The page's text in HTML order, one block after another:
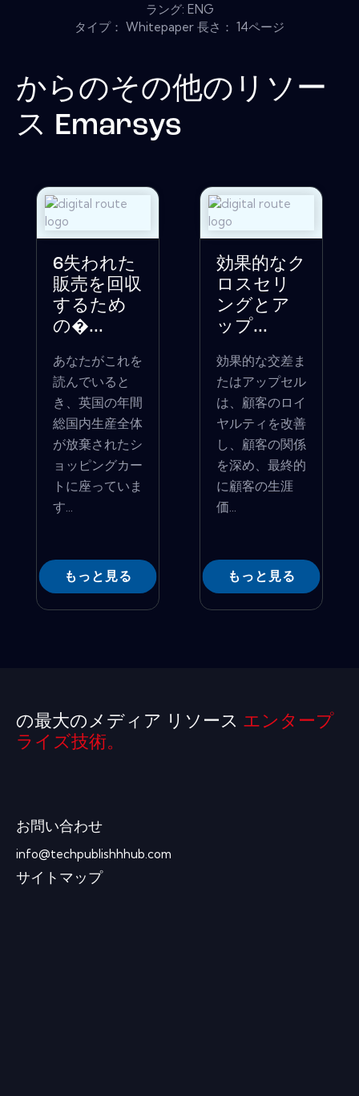
ラング: ENG
タイプ： Whitepaper 長さ： 14ページ
からのその他のリソー
ス Emarsys
6失われた
販売を回収
するため
の�...
あなたがこれを
読んでいると
き、英国の年間
総国内生産全体
が放棄されたシ
ョッピングカー
トに座っていま
す...
もっと見る
効果的なク
ロスセリ
ングとア
ップ...
効果的な交差ま
たはアップセル
は、顧客のロイ
ヤルティを改善
し、顧客の関係
を深め、最終的
に顧客の生涯
価...
もっと見る
の最大のメディア リソース エンタープ
ライズ技術。
お問い合わせ
info@techpublishhhub.com
サイトマップ